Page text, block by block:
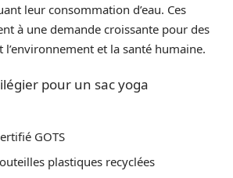
leur consommation d’eau. Ces
à une demande croissante pour des
et la santé humaine.
pour un sac yoga
GOTS
plastiques recyclées